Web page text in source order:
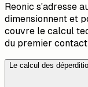
Reonic s'adresse
dimensionnent et
couvre le calcul
du premier
Le calcul des